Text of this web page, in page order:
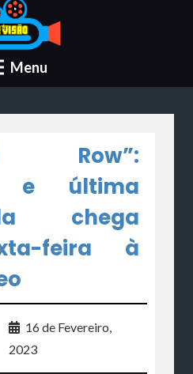
Menu
Row”:
e última
chega
feira à
16 de Fevereiro,
2023